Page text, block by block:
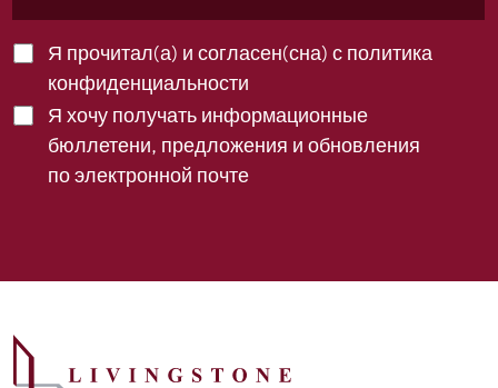
Я прочитал(а) и согласен(сна) с политика
конфиденциальности
Я хочу получать информационные
бюллетени, предложения и обновления
по электронной почте